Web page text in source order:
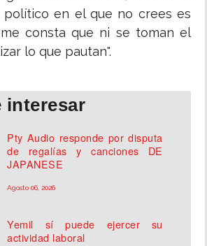
político en el que no crees es
me consta que ni se toman el
lo que pautan".
interesar
Pty Audio responde por disputa
de regalías y canciones DE
JAPANESE
Agosto 06, 2026
Yemil sí puede ejercer su
actividad laboral